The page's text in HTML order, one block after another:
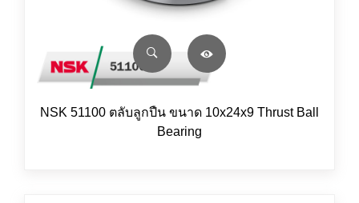
NSK 51100 ตลับลูกปืน ขนาด 10x24x9 Thrust Ball
Bearing